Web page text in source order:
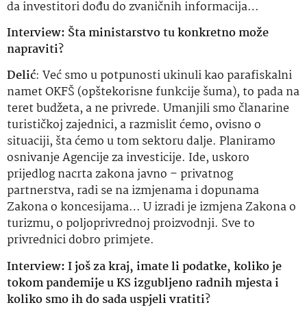
da investitori dođu do zvaničnih informacija…
Interview: Šta ministarstvo tu konkretno može
napraviti?
Delić: Već smo u potpunosti ukinuli kao parafiskalni
namet OKFŠ (opštekorisne funkcije šuma), to pada na
teret budžeta, a ne privrede. Umanjili smo članarine
turističkoj zajednici, a razmislit ćemo, ovisno o
situaciji, šta ćemo u tom sektoru dalje. Planiramo
osnivanje Agencije za investicije. Ide, uskoro
prijedlog nacrta zakona javno – privatnog
partnerstva, radi se na izmjenama i dopunama
Zakona o koncesijama… U izradi je izmjena Zakona o
turizmu, o poljoprivrednoj proizvodnji. Sve to
privrednici dobro primjete.
Interview: I još za kraj, imate li podatke, koliko je
tokom pandemije u KS izgubljeno radnih mjesta i
koliko smo ih do sada uspjeli vratiti?